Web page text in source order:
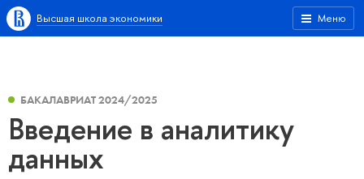
Меню
Высшая школа экономики
БАКАЛАВРИАТ 2024/2025
Введение в аналитику
данных